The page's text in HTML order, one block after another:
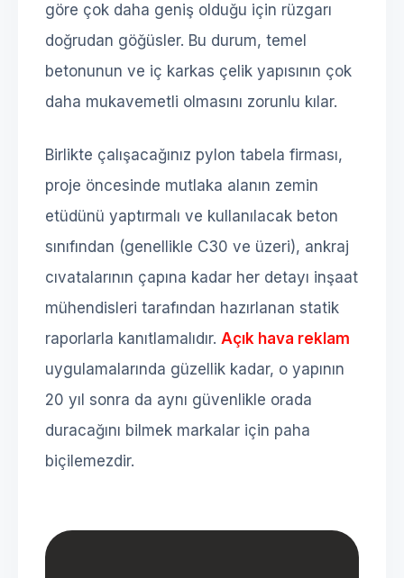
göre çok daha geniş olduğu için rüzgarı
doğrudan göğüsler. Bu durum, temel
betonunun ve iç karkas çelik yapısının çok
daha mukavemetli olmasını zorunlu kılar.
Birlikte çalışacağınız pylon tabela firması,
proje öncesinde mutlaka alanın zemin
etüdünü yaptırmalı ve kullanılacak beton
sınıfından (genellikle C30 ve üzeri), ankraj
cıvatalarının çapına kadar her detayı inşaat
mühendisleri tarafından hazırlanan statik
raporlarla kanıtlamalıdır. Açık hava reklam
uygulamalarında güzellik kadar, o yapının
20 yıl sonra da aynı güvenlikle orada
duracağını bilmek markalar için paha
biçilemezdir.